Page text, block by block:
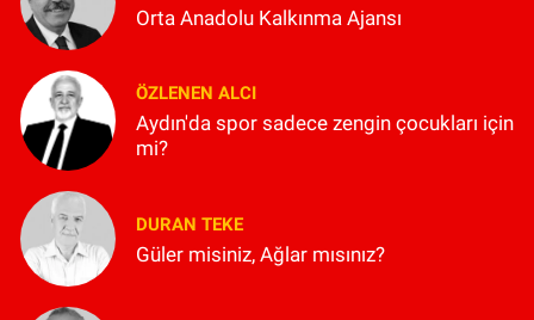
Orta Anadolu Kalkınma Ajansı
ÖZLENEN ALCI
Aydın'da spor sadece zengin çocukları için
mi?
DURAN TEKE
Güler misiniz, Ağlar mısınız?